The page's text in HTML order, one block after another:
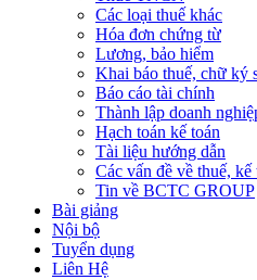
Các loại thuế khác
Hóa đơn chứng từ
Lương, bảo hiểm
Khai báo thuế, chữ ký
Báo cáo tài chính
Thành lập doanh
Hạch toán kế toán
Tài liệu hướng dẫn
Các vấn đề về thuế, kế
Tin về BCTC GROUP
Bài giảng
Nội bộ
Tuyển dụng
Liên Hệ